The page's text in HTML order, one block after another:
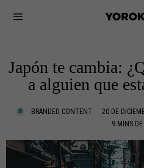
Japón te cambia:
a alguien que
BRANDED CONTENT 20 DE
9 MINS DE